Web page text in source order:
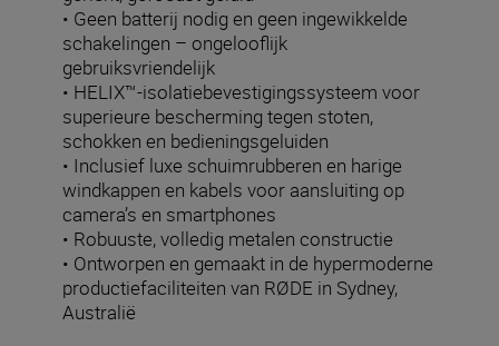
• Geen batterij nodig en geen ingewikkelde
schakelingen – ongelooflijk
gebruiksvriendelijk
• HELIX™-isolatiebevestigingssysteem voor
superieure bescherming tegen stoten,
schokken en bedieningsgeluiden
• Inclusief luxe schuimrubberen en harige
windkappen en kabels voor aansluiting op
camera’s en smartphones
• Robuuste, volledig metalen constructie
• Ontworpen en gemaakt in de hypermoderne
productiefaciliteiten van RØDE in Sydney,
Australië